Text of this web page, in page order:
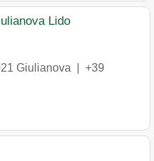
Lido
Giulianova
+39